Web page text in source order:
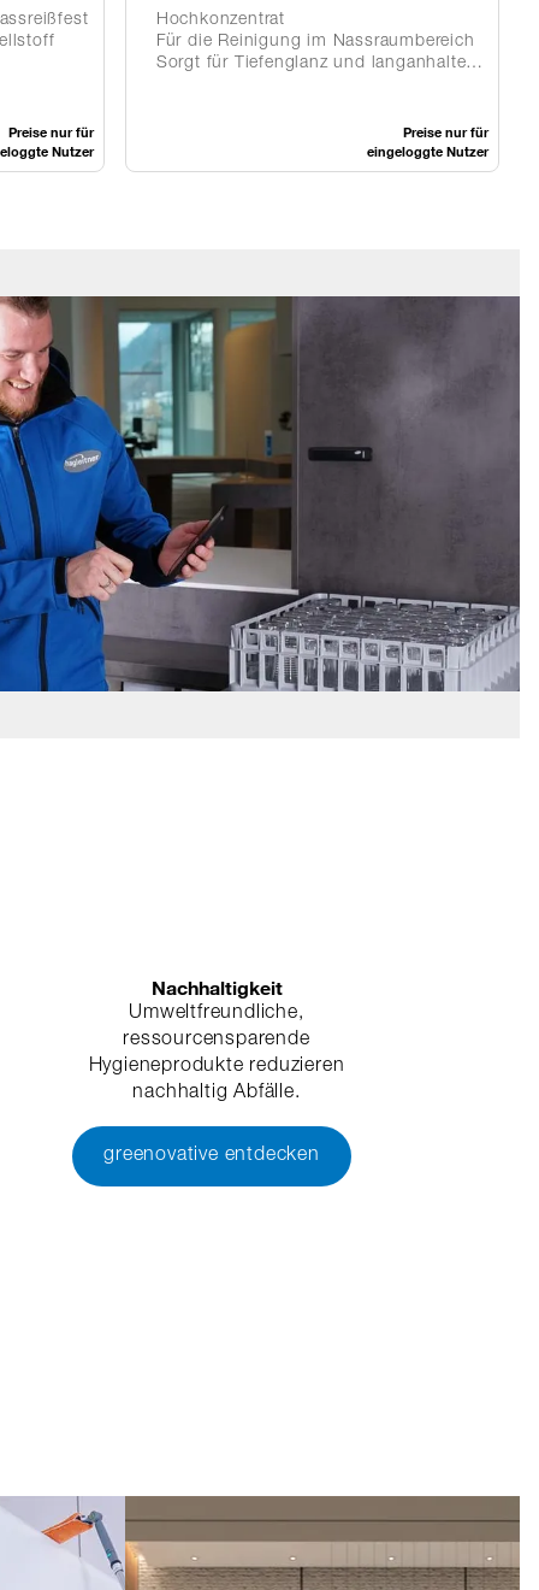
Preise nur für
Nutzer
Hochkonzentrat
Für die Reinigung im Nassraumbereich
Sorgt für Tiefenglanz und langanhaltende Sauberkeit
Preise nur für
eingeloggte Nutzer
Nachhaltigkeit
Umweltfreundliche,
ressourcensparende
Hygieneprodukte reduzieren
nachhaltig Abfälle.
greenovative entdecken